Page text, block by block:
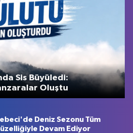
Sis Büyüledi:
Oluştu
Deniz Sezonu Tüm
Devam Ediyor